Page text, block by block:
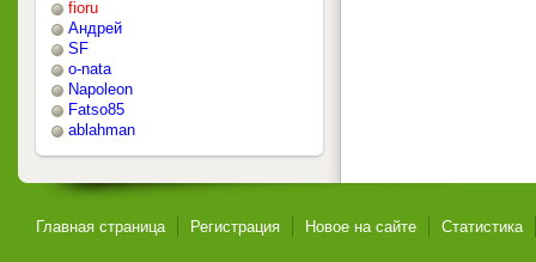
fioru
Андрей
SF
o-nata
Napoleon
Fatso85
ablahman
Главная страница Регистрация Новое на сайте Статистика